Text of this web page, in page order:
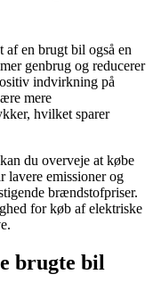
en brugt bil også en
genbrug og reducerer
indvirkning på
mere
hvilket sparer
du overveje at købe
lavere emissioner og
brændstofpriser.
for køb af elektriske
brugte bil